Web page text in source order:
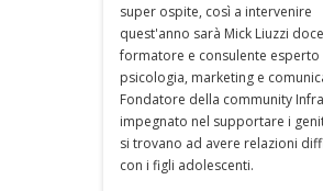
super ospite, così a intervenire
quest'anno sarà Mick Liuzzi
formatore e consulente esperto
psicologia, marketing e
Fondatore della community
impegnato nel supportare i
si trovano ad avere relazioni
con i figli adolescenti.